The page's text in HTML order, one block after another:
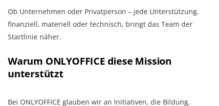
Ob Unternehmen oder Privatperson – jede Unterstützung,
finanziell, materiell oder technisch, bringt das Team der
Startlinie näher.
Warum ONLYOFFICE diese Mission
unterstützt
Bei ONLYOFFICE glauben wir an Initiativen, die Bildung,